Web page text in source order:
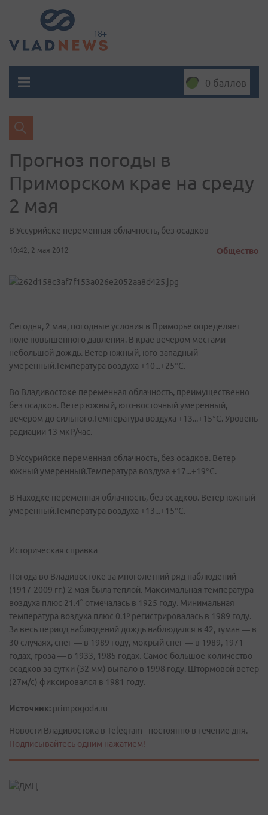
0 баллов
Прогноз погоды в
Приморском крае на среду
2 мая
В Уссурийске переменная облачность, без осадков
10:42, 2 мая 2012 Общество
Сегодня, 2 мая, погодные условия в Приморье определяет
поле повышенного давления. В крае вечером местами
небольшой дождь. Ветер южный, юго-западный
умеренный.Температура воздуха +10...+25°C.
Во Владивостоке переменная облачность, преимущественно
без осадков. Ветер южный, юго-восточный умеренный,
вечером до сильного.Температура воздуха +13...+15°C. Уровень
радиации 13 мкР/час.
В Уссурийске переменная облачность, без осадков. Ветер
южный умеренный.Температура воздуха +17...+19°C.
В Находке переменная облачность, без осадков. Ветер южный
умеренный.Температура воздуха +13...+15°C.
Историческая справка
Погода во Владивостоке за многолетний ряд наблюдений
(1917-2009 гг.) 2 мая была теплой. Максимальная температура
воздуха плюс 21.4˚ отмечалась в 1925 году. Минимальная
температура воздуха плюс 0.1º регистрировалась в 1989 году.
За весь период наблюдений дождь наблюдался в 42, туман — в
30 случаях, снег — в 1989 году, мокрый снег — в 1989, 1971
годах, гроза — в 1933, 1985 годах. Самое большое количество
осадков за сутки (32 мм) выпало в 1998 году. Штормовой ветер
(27м/с) фиксировался в 1981 году.
Источник: primpogoda.ru
Новости Владивостока в Telegram - постоянно в течение дня.
Подписывайтесь одним нажатием!